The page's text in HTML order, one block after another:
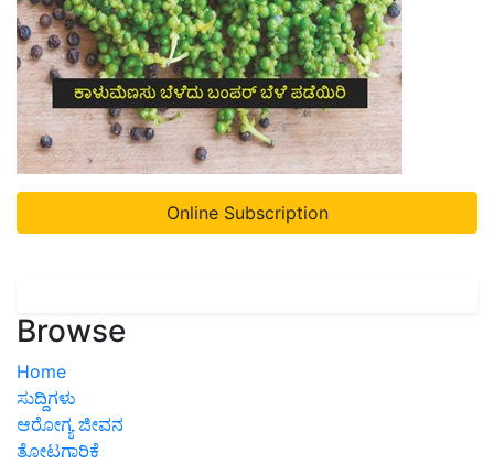
Online Subscription
Browse
Home
ಸುದ್ದಿಗಳು
ಆರೋಗ್ಯ ಜೀವನ
ತೋಟಗಾರಿಕೆ